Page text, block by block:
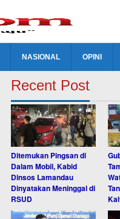
NASIONAL OPINI
Recent Post
Ditemukan Pingsan di
Dalam Mobil, Kabid
Dinsos Lamandau
Dinyatakan Meninggal di
RSUD